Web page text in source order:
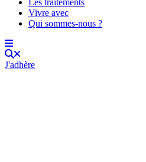
Vivre avec
Qui sommes-nous ?
J'adhère